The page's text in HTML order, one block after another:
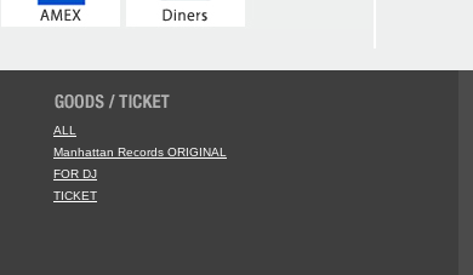
ALL
Manhattan Records ORIGINAL
FOR DJ
TICKET